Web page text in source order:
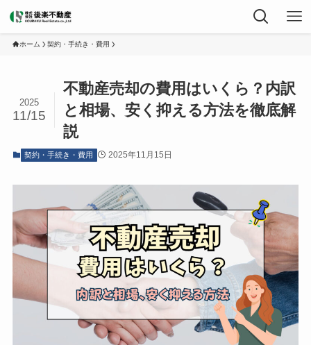
ホーム 契約・手続き・費用
不動産売却の費用はいくら？内訳
と相場、安く抑える方法を徹底解
説
2025
11/15
契約・手続き・費用 2025年11月15日